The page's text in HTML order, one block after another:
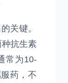
关键。
种抗生素
常为10-
药，不